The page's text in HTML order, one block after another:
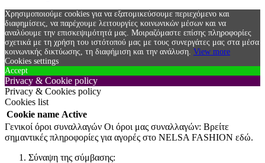
Χρησιμοποιούμε cookies για να εξατομικεύσουμε περιεχόμενο και
διαφημίσεις, να παρέχουμε λειτουργίες κοινωνικών μέσων και να
αναλύουμε την επισκεψιμότητά μας. Μοιραζόμαστε επίσης πληροφορίες
σχετικά με τη χρήση του ιστότοπού μας με τους συνεργάτες μας στα μέσα
κοινωνικής δικτύωσης, τη διαφήμιση και την ανάλυση. View more
Cookies settings
Accept
Privacy & Cookie policy
Privacy & Cookies policy
Cookies list
Cookie name Active
Γενικοί όροι συναλλαγών Οι όροι μας συναλλαγών: Βρείτε
σημαντικές πληροφορίες για αγορές στο NELSA FASHION εδώ.
Σύναψη της σύμβασης: